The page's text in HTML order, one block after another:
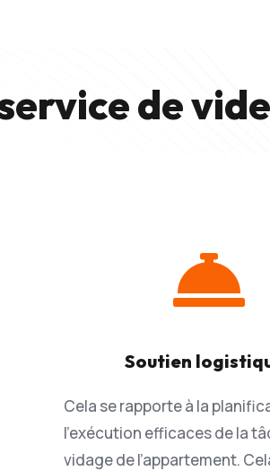
de

Soutien
Cela se rapporte à la
l’exécution efficaces de la
vidage de l’appartement.